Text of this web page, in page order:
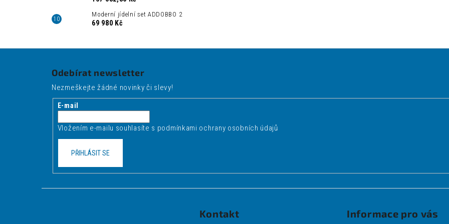
Moderní jídelní set ADDOBBO 2
69 980 Kč
Odebírat newsletter
Nezmeškejte žádné novinky či slevy!
E-mail
Vložením e-mailu souhlasíte s podmínkami ochrany osobních údajů
PŘIHLÁSIT SE
Kontakt Informace pro vás